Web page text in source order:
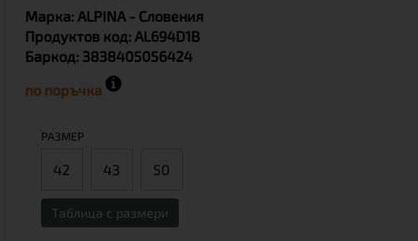
Марка: ALPINA - Словения
Продуктов код: AL694D1B
Баркод: 3838405056424
по поръчка
РАЗМЕР
42 43 50
Таблица с размери